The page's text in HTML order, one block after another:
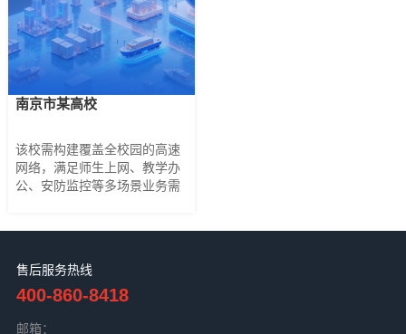
南京市某高校
该校需构建覆盖全校园的高速
网络，满足师生上网、教学办
公、安防监控等多场景业务需
售后服务热线
400-860-8418
邮箱：